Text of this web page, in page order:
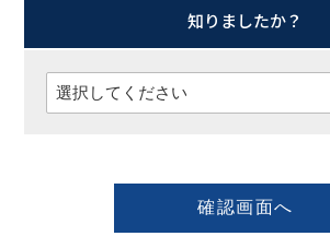
知りましたか？